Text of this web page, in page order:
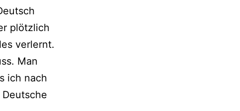
plötzlich
verlernt.
Man
ich nach